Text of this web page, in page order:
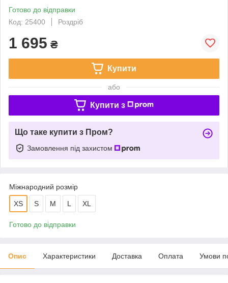
Готово до відправки
Код: 25400
Роздріб
1 695 ₴
Купити
або
Купити з
Що таке купити з Пром?
Замовлення під захистом
Міжнародний розмір
XS S M L XL
Готово до відправки
Опис Характеристики Доставка Оплата Умови